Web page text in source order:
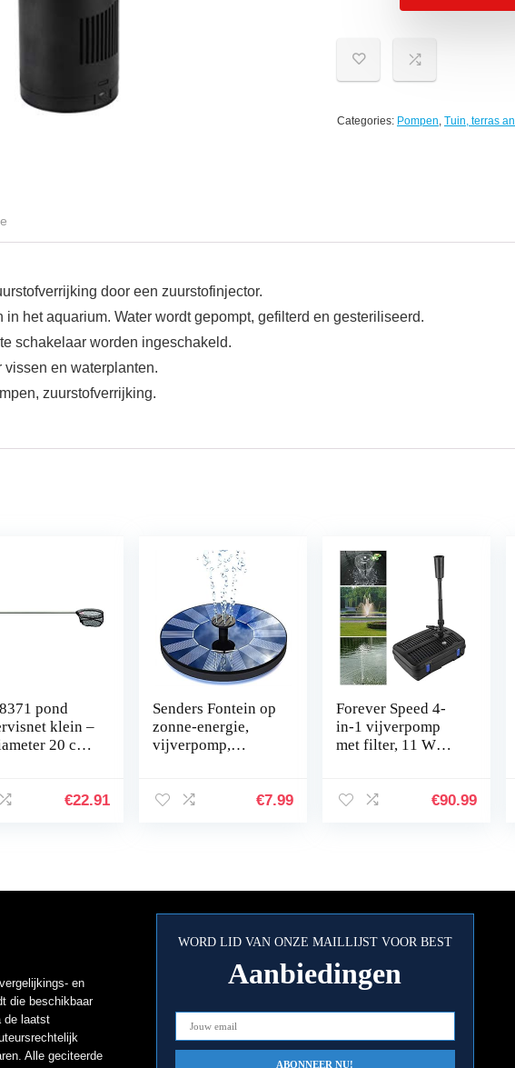
Categories: Pompen, Tuin, terras
door een zuurstofinjector.
het aquarium. Water wordt gepompt, gefilterd en gesteriliseerd.
schakelaar worden ingeschakeld.
en waterplanten.
zuurstofverrijking.
pond
klein –
20 cm
netmazen 5
€22.91
Senders Fontein op
zonne-energie,
vijverpomp,
monokristallijn
€7.99
Forever Speed 4-
in-1 vijverpomp
met filter, 11 W
stroomkabel voor
€90.99
en
die beschikbaar
de laatst
Alle geciteerde
WORD LID VAN ONZE MAILLIJST VOOR BEST
Aanbiedingen